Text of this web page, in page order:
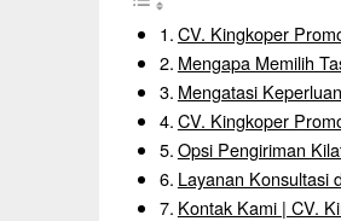
CV. Kingkoper
Mengapa Memilih
Mengatasi
CV. Kingkoper
Opsi Pengiriman
Layanan Konsultasi
Kontak Kami | CV.